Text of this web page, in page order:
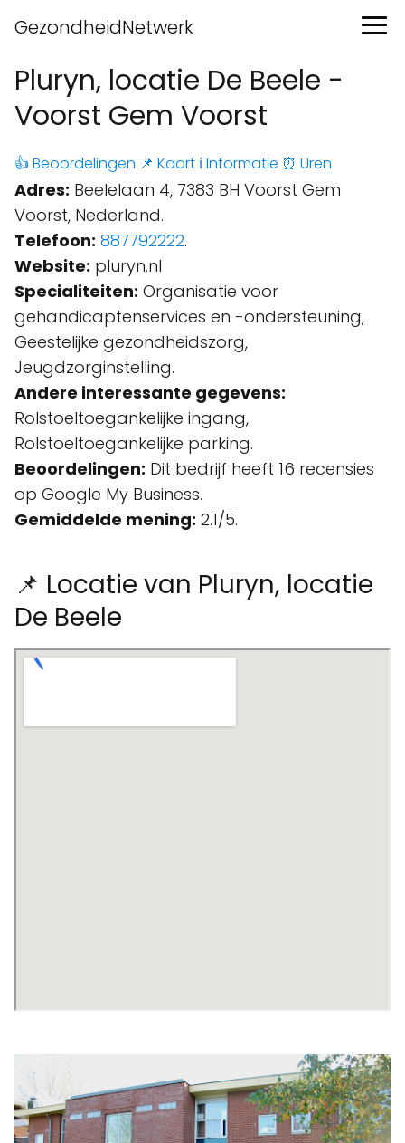
GezondheidNetwerk
Pluryn, locatie De Beele -
Voorst Gem Voorst
👍 Beoordelingen 📌 Kaart ℹ️ Informatie ⏰ Uren
Adres: Beelelaan 4, 7383 BH Voorst Gem
Voorst, Nederland.
Telefoon: 887792222.
Website: pluryn.nl
Specialiteiten: Organisatie voor
gehandicaptenservices en -ondersteuning,
Geestelijke gezondheidszorg,
Jeugdzorginstelling.
Andere interessante gegevens:
Rolstoeltoegankelijke ingang,
Rolstoeltoegankelijke parking.
Beoordelingen: Dit bedrijf heeft 16 recensies
op Google My Business.
Gemiddelde mening: 2.1/5.
📌 Locatie van Pluryn, locatie
De Beele